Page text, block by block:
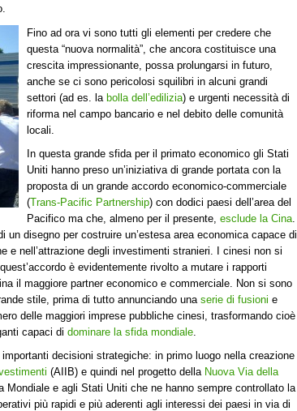
Fino ad ora vi sono tutti gli elementi per credere che
questa “nuova normalità”, che ancora costituisce una
crescita impressionante, possa prolungarsi in futuro,
anche se ci sono pericolosi squilibri in alcuni grandi
settori (ad es. la bolla dell’edilizia) e urgenti necessità di
riforma nel campo bancario e nel debito delle comunità
locali.
In questa grande sfida per il primato economico gli Stati
Uniti hanno preso un’iniziativa di grande portata con la
proposta di un grande accordo economico-commerciale
(Trans-Pacific Partnership) con dodici paesi dell’area del
Pacifico ma che, almeno per il presente, esclude la Cina
disegno per costruire un’estesa area economica capace di
e nell’attrazione degli investimenti stranieri. I cinesi non si
è evidentemente rivolto a mutare i rapporti
il maggiore partner economico e commerciale. Non si sono
stile, prima di tutto annunciando una serie di fusioni e
delle maggiori imprese pubbliche cinesi, trasformando cioè
capaci di dominare la sfida mondiale
decisioni strategiche: in primo luogo nella creazione
(AIIB) e quindi nel progetto della Nuova Via della
Mondiale e agli Stati Uniti che ne hanno sempre controllato la
più rapidi e più aderenti agli interessi dei paesi in via di